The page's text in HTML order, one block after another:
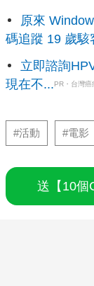
原來
碼追蹤 19 歲駭
立即諮詢
現在不... PR・台灣癌
#活動 #電影
送【10個